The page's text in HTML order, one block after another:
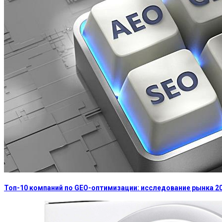
Топ-10 компаний по GEO-оптимизации: исследование рынка